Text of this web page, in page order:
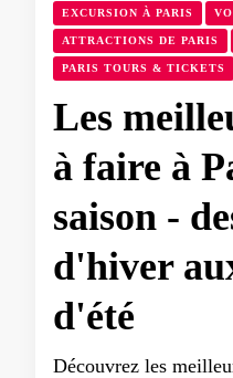
EXCURSION À PARIS
ATTRACTIONS DE PARIS
PARIS TOURS & TICKETS
Les
à faire à
saison -
d'hiver
d'été
Découvrez les